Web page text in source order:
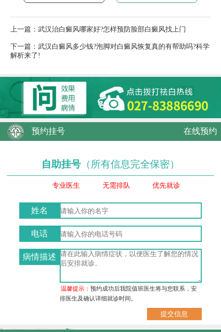
上一篇： 武汉治白癜风哪家好?怎样预防脸部白癜风找上门
下一篇： 武汉白癜风多少钱?泡脚对白癜风恢复真的有帮助吗?科学
解析来了!
预约挂号 在线预约
自助挂号 （所有信息完全保密）
专业医生 无需排队 优先就诊
姓名
电话
病情描述
温馨提示：预约成功后我院值班医生将与您联系，安
排医生及确认详细就诊时间。